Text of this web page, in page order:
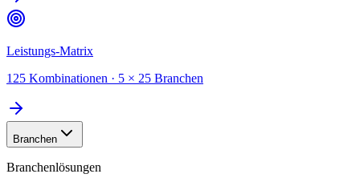
Leistungs-Matrix
125 Kombinationen · 5 × 25 Branchen
Branchen
Branchenlösungen